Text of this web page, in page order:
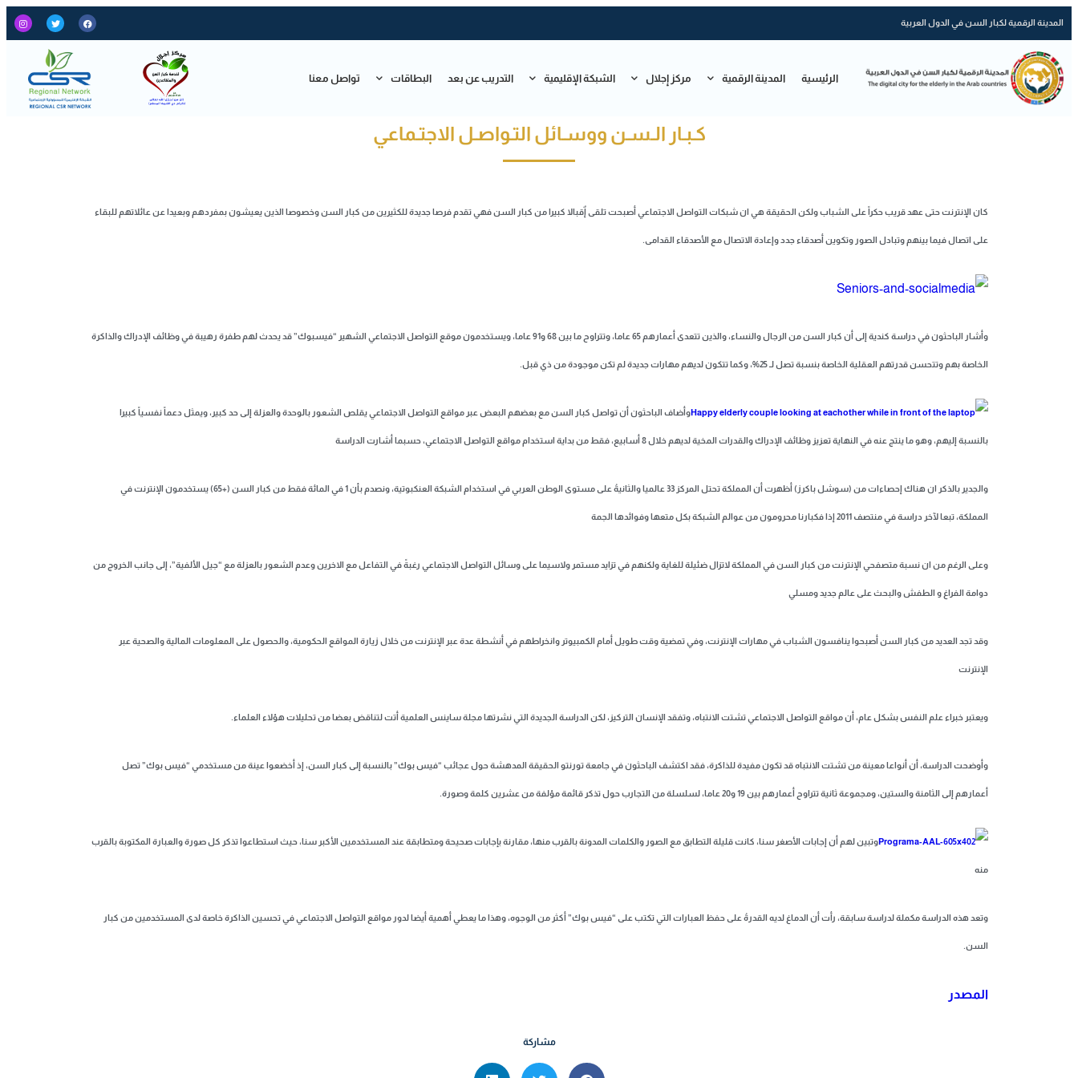
المدينة الرقمية لكبار السن في الدول العربية
الرئيسية المدينة الرقمية مركز إجلال الشبكة الإقليمية التدريب عن بعد البطاقات تواصل معنا
كـبـار الـسـن ووسـائل التـواصـل الاجتـماعي
كان الإنترنت حتى عهد قريب حكراً على الشباب ولكن الحقيقة هي ان شبكات التواصل الاجتماعي أصبحت تلقى إٌقبالا كبيرا من كبار السن فهي تقدم فرصا جديدة للكثيرين من كبار السن وخصوصا الذين يعيشون بمفردهم وبعيدا عن عائلاتهم للبقاء
على اتصال فيما بينهم وتبادل الصور وتكوين أصدقاء جدد وإعادة الاتصال مع الأصدقاء القدامى.
وأشار الباحثون في دراسة كندية إلى أن كبار السن من الرجال والنساء، والذين تتعدى أعمارهم 65 عاما، وتتراوح ما بين 68 و91 عاما، ويستخدمون موقع التواصل الاجتماعي الشهير “فيسبوك” قد يحدث لهم طفرة رهيبة في وظائف الإدراك والذاكرة
الخاصة بهم وتتحسن قدرتهم العقلية الخاصة بنسبة تصل لـ 25%، وكما تتكون لديهم مهارات جديدة لم تكن موجودة من ذي قبل.
وأضاف الباحثون أن تواصل كبار السن مع بعضهم البعض عبر مواقع التواصل الاجتماعي يقلص الشعور بالوحدة والعزلة إلى حد كبير، ويمثل دعماً نفسياً كبيرا
بالنسبة إليهم، وهو ما ينتج عنه في النهاية تعزيز وظائف الإدراك والقدرات المخية لديهم خلال 8 أسابيع، فقط من بداية استخدام مواقع التواصل الاجتماعي، حسبما أشارت الدراسة
والجدير بالذكر ان هناك إحصاءات من (سوشل باكرز) أظهرت أن المملكة تحتل المركز 33 عالميا والثانيةُ على مستوى الوطن العربي في استخدام الشبكة العنكبوتية، ونصدم بأن 1 في المائة فقط من كبار السن (+65) يستخدمون الإنترنت في
المملكة، تبعا لآخر دراسة في منتصف 2011 إذا فكبارنا محرومون من عوالم الشبكة بكل متعها وفوائدها الجمة
وعلى الرغم من ان نسبة متصفحي الإنترنت من كبار السن في المملكة لاتزال ضئيلة للغاية ولكنهم في تزايد مستمر ولاسيما على وسائل التواصل الاجتماعي رغبةً في التفاعل مع الاخرين وعدم الشعور بالعزلة مع “جيل الألفية”، إلى جانب الخروج من
دوامة الفراغ و الطفش والبحث على عالم جديد ومسلي
وقد تجد العديد من كبار السن أصبحوا ينافسون الشباب في مهارات الإنترنت، وفي تمضية وقت طويل أمام الكمبيوتر وانخراطهم في أنشطة عدة عبر الإنترنت من خلال زيارة المواقع الحكومية، والحصول على المعلومات المالية والصحية عبر
الإنترنت
ويعتبر خبراء علم النفس بشكل عام، أن مواقع التواصل الاجتماعي تشتت الانتباه، وتفقد الإنسان التركيز، لكن الدراسة الجديدة التي نشرتها مجلة ساينس العلمية أتت لتناقض بعضا من تحليلات هؤلاء العلماء.
وأوضحت الدراسة، أن أنواعا معينة من تشتت الانتباه قد تكون مفيدة للذاكرة، فقد اكتشف الباحثون في جامعة تورنتو الحقيقة المدهشة حول عجائب “فيس بوك” بالنسبة إلى كبار السن، إذ أخضعوا عينة من مستخدمي “فيس بوك” تصل
أعمارهم إلى الثامنة والستين، ومجموعة ثانية تتراوح أعمارهم بين 19 و20 عاما، لسلسلة من التجارب حول تذكر قائمة مؤلفة من عشرين كلمة وصورة.
وتبين لهم أن إجابات الأصغر سنا، كانت قليلة التطابق مع الصور والكلمات المدونة بالقرب منها، مقارنة بإجابات صحيحة ومتطابقة عند المستخدمين الأكبر سنا، حيث استطاعوا تذكر كل صورة والعبارة المكتوبة بالقرب
منه
وتعد هذه الدراسة مكملة لدراسة سابقة، رأت أن الدماغ لديه القدرةُ على حفظ العبارات التي تكتب على “فيس بوك” أكثر من الوجوه، وهذا ما يعطي أهمية أيضا لدور مواقع التواصل الاجتماعي في تحسين الذاكرة خاصة لدى المستخدمين من كبار
السن.
المصدر
مشاركة